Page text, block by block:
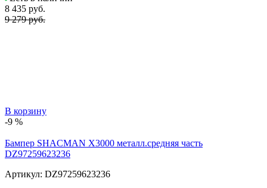
8 435 руб.
9 279 руб.
В корзину
-9 %
Бампер SHACMAN X3000 металл.средняя часть
DZ97259623236
Артикул: DZ97259623236